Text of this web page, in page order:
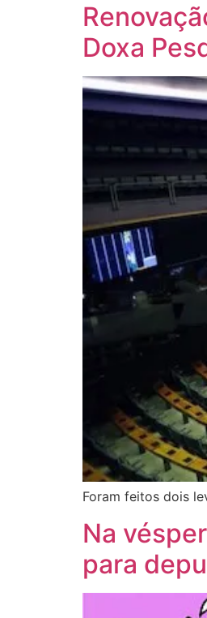
Doxa
Foram feitos dois
Na
para